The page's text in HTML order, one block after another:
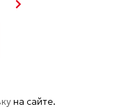
на сайте.